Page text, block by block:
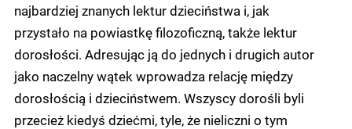
najbardziej znanych lektur dzieciństwa i, jak
przystało na powiastkę filozoficzną, także lektur
dorosłości. Adresując ją do jednych i drugich autor
jako naczelny wątek wprowadza relację między
dorosłością i dzieciństwem. Wszyscy dorośli byli
przecież kiedyś dziećmi, tyle, że nieliczni o tym